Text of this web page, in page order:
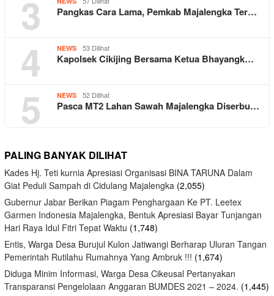
3 Pangkas Cara Lama, Pemkab Majalengka Ter…
4 NEWS 53 Dilihat
Kapolsek Cikijing Bersama Ketua Bhayangk…
5 NEWS 52 Dilihat
Pasca MT2 Lahan Sawah Majalengka Diserbu…
PALING BANYAK DILIHAT
Kades Hj. Teti kurnia Apresiasi Organisasi BINA TARUNA Dalam
Giat Peduli Sampah di Cidulang Majalengka (2,055)
Gubernur Jabar Berikan Piagam Penghargaan Ke PT. Leetex
Garmen Indonesia Majalengka, Bentuk Apresiasi Bayar Tunjangan
Hari Raya Idul Fitri Tepat Waktu (1,748)
Entis, Warga Desa Burujul Kulon Jatiwangi Berharap Uluran Tangan
Pemerintah Rutilahu Rumahnya Yang Ambruk !!! (1,674)
Diduga Minim Informasi, Warga Desa Cikeusal Pertanyakan
Transparansi Pengelolaan Anggaran BUMDES 2021 – 2024. (1,445)